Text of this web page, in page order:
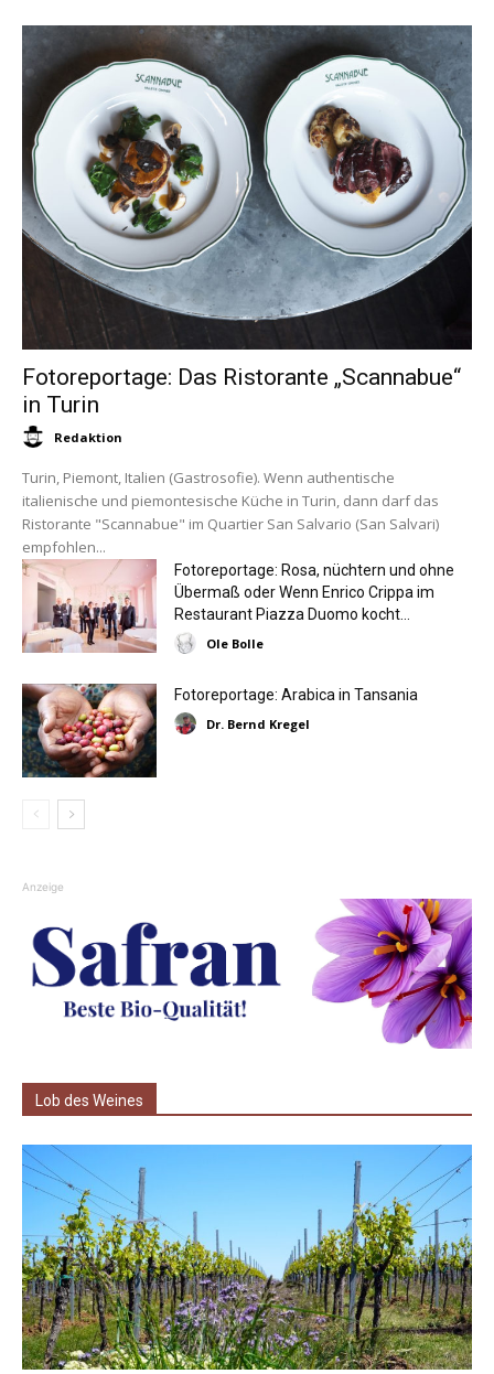
Fotoreportage: Das Ristorante „Scannabue“
in Turin
Redaktion
Turin, Piemont, Italien (Gastrosofie). Wenn authentische
italienische und piemontesische Küche in Turin, dann darf das
Ristorante "Scannabue" im Quartier San Salvario (San Salvari)
empfohlen...
Fotoreportage: Rosa, nüchtern und ohne
Übermaß oder Wenn Enrico Crippa im
Restaurant Piazza Duomo kocht…
Ole Bolle
Fotoreportage: Arabica in Tansania
Dr. Bernd Kregel
Anzeige
Lob des Weines